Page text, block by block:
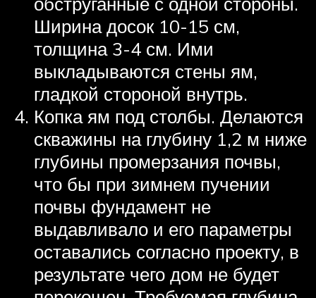
Ширина досок 10-15 см,
толщина 3-4 см. Ими
выкладываются стены ям,
гладкой стороной внутрь.
Копка ям под столбы. Делаются
скважины на глубину 1,2 м ниже
глубины промерзания почвы,
что бы при зимнем пучении
почвы фундамент не
выдавливало и его параметры
оставались согласно проекту, в
результате чего дом не будет